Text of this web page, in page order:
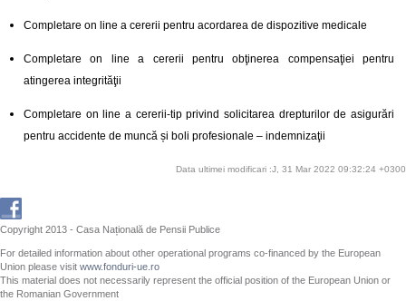
Completare on line a cererii pentru acordarea de dispozitive medicale
Completare on line a cererii pentru obţinerea compensaţiei pentru
atingerea integrităţii
Completare on line a cererii-tip privind solicitarea drepturilor de asigurări
pentru accidente de muncă și boli profesionale – indemnizaţii
Data ultimei modificari :J, 31 Mar 2022 09:32:24 +0300
Copyright 2013 - Casa Națională de Pensii Publice
For detailed information about other operational programs co-financed by the European
Union please visit www.fonduri-ue.ro
This material does not necessarily represent the official position of the European Union or
the Romanian Government